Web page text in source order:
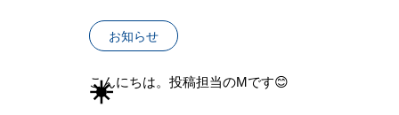
お知らせ
☀️
こんにちは。投稿担当のMです😊